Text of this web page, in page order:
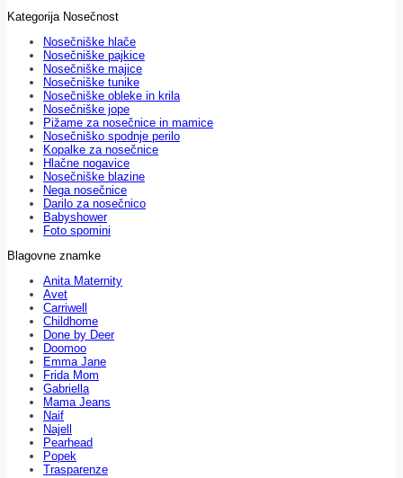
Kategorija Nosečnost
Nosečniške hlače
Nosečniške pajkice
Nosečniške majice
Nosečniške tunike
Nosečniške obleke in krila
Nosečniške jope
Pižame za nosečnice in mamice
Nosečniško spodnje perilo
Kopalke za nosečnice
Hlačne nogavice
Nosečniške blazine
Nega nosečnice
Darilo za nosečnico
Babyshower
Foto spomini
Blagovne znamke
Anita Maternity
Avet
Carriwell
Childhome
Done by Deer
Doomoo
Emma Jane
Frida Mom
Gabriella
Mama Jeans
Naif
Najell
Pearhead
Popek
Trasparenze